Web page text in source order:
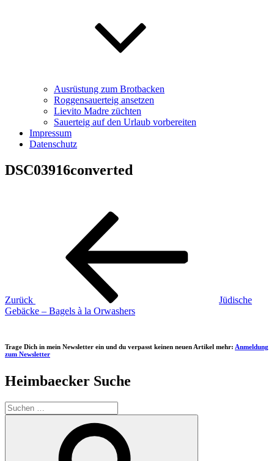
Ausrüstung zum Brotbacken
Roggensauerteig ansetzen
Lievito Madre züchten
Sauerteig auf den Urlaub vorbereiten
Impressum
Datenschutz
DSC03916converted
Beitragsnavigation
Zurück
Jüdische
Gebäcke – Bagels à la Orwashers
Trage Dich in mein Newsletter ein und du verpasst keinen neuen Artikel mehr: Anmeldung
zum Newsletter
Heimbaecker Suche
Suchen
nach: